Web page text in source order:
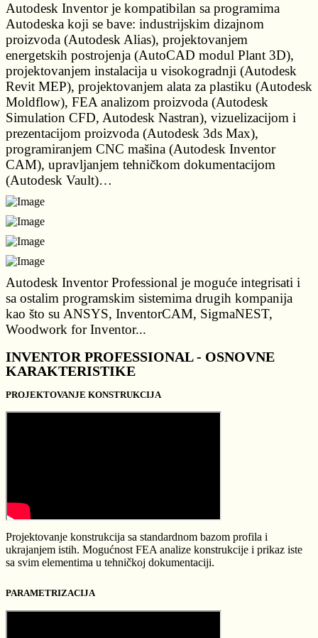
Autodesk Inventor je kompatibilan sa programima
Autodeska koji se bave: industrijskim dizajnom
proizvoda (Autodesk Alias), projektovanjem
energetskih postrojenja (AutoCAD modul Plant 3D),
projektovanjem instalacija u visokogradnji (Autodesk
Revit MEP), projektovanjem alata za plastiku (Autodesk
Moldflow), FEA analizom proizvoda (Autodesk
Simulation CFD, Autodesk Nastran), vizuelizacijom i
prezentacijom proizvoda (Autodesk 3ds Max),
programiranjem CNC mašina (Autodesk Inventor
CAM), upravljanjem tehničkom dokumentacijom
(Autodesk Vault)…
Autodesk Inventor Professional je moguće integrisati i
sa ostalim programskim sistemima drugih kompanija
kao što su ANSYS, InventorCAM, SigmaNEST,
Woodwork for Inventor...
INVENTOR PROFESSIONAL - OSNOVNE
KARAKTERISTIKE
PROJEKTOVANJE KONSTRUKCIJA
Projektovanje konstrukcija sa standardnom bazom profila i
ukrajanjem istih. Mogućnost FEA analize konstrukcije i prikaz iste
sa svim elementima u tehničkoj dokumentaciji.
PARAMETRIZACIJA